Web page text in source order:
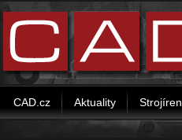
CAD.cz Aktuality